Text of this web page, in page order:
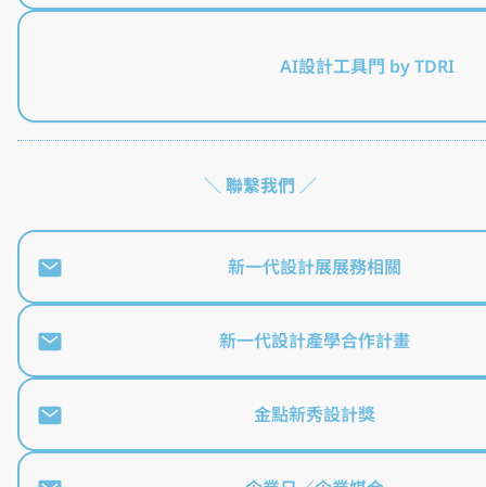
AI設計工具門 by TDRI
＼ 聯繫我們 ／
新一代設計展展務相關
新一代設計產學合作計畫
金點新秀設計獎